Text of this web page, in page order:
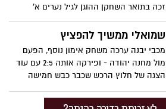
זכה בתואר השחקן ההוגן לגיל נערים א'
מטעם ההתאחדות לכדורגל
שמואלי ממשיך להפציץ
מכבי יבנה ערכה משחק אימון נוסף, הפעם
מול מחנה יהודה - ופירקה אותה 2:5 עם עוד
הצגה של חלוץ הרכש שכבר כבש חמישה